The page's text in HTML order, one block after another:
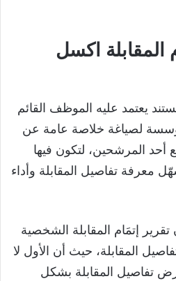
المقابلة اكسل
يعتمد عليه الموظف القائم
لصياغة خلاصة عامة عن
أحد المرشحين، لتكون فيها
معرفة تفاصيل المقابلة وأداء
إتمَام المقابلة الشخصية
المقابلة، حيث أن الأول لا
تفاصيل المقابلة بشكل